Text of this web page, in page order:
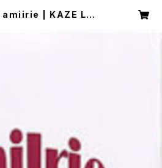
amiirie | KAZE LAB